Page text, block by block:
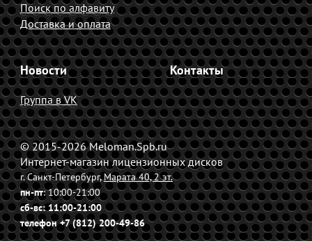
Поиск по алфавиту
Доставка и оплата
Новости
Группа в VK
Контакты
© 2015-2026 Meloman.Spb.ru
Интернет-магазин лицензионных дисков
г. Санкт-Петербург,Марата 40, 2 эт.
пн-пт: 10:00-21:00
сб-вс: 11:00-21:00
телефон +7 (812) 200-49-86